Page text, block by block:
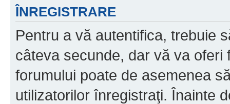
ÎNREGISTRARE
Pentru a vă autentifica, trebuie
câteva secunde, dar vă va oferi
forumului poate de asemenea
utilizatorilor înregistraţi. Înainte